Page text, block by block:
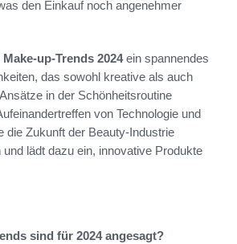
den Einkauf noch angenehmer
Make-up-Trends 2024ein spannendes
das sowohl kreative als auch
in der Schönheitsroutine
von Technologie und
die Zukunft der Beauty-Industrie
lädt dazu ein, innovative Produkte
sind für 2024 angesagt?